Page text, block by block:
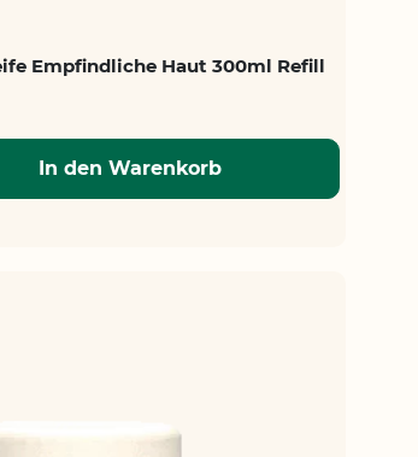
Empfindliche Haut 300ml Refill
In den Warenkorb